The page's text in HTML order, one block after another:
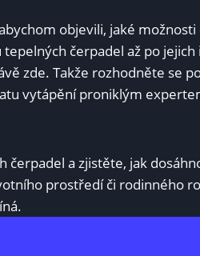
objevili, jaké možnosti
čerpadel až po jejich
zde. Takže rozhodněte se
vytápění‌ proniklým
čerpadel a ⁢zjistěte, jak
prostředí či rodinného